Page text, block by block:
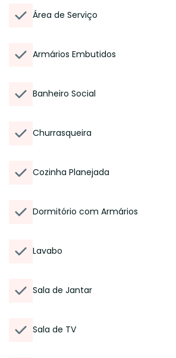
Área de Serviço
Armários Embutidos
Banheiro Social
Churrasqueira
Cozinha Planejada
Dormitório com Armários
Lavabo
Sala de Jantar
Sala de TV